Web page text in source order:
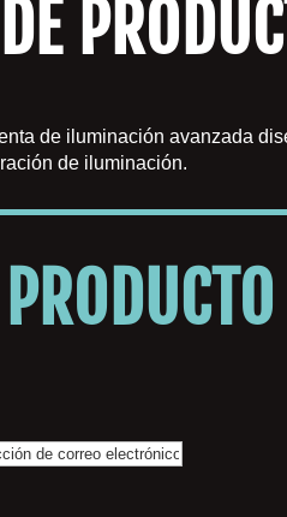
de iluminación avanzada
de iluminación.